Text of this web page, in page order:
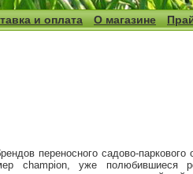
и оплата О магазине
переносного садово-
champion, уже полюбившиеся